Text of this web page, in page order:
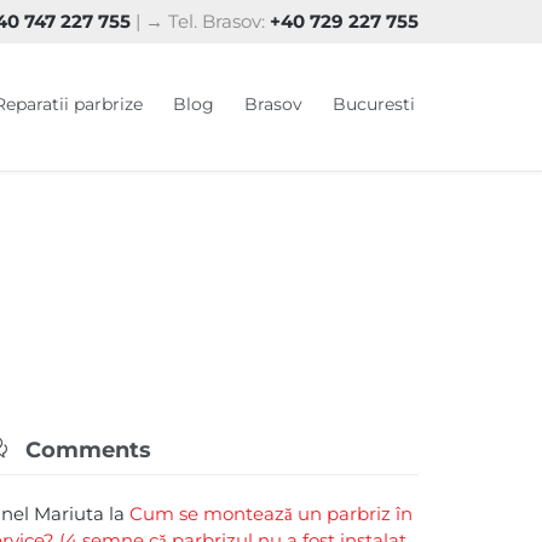
747 227 755 | → Tel. Brasov: +40 729 227 755
parbrize Blog Brasov Bucuresti
Comments
Mariuta la Cum se montează un parbriz în